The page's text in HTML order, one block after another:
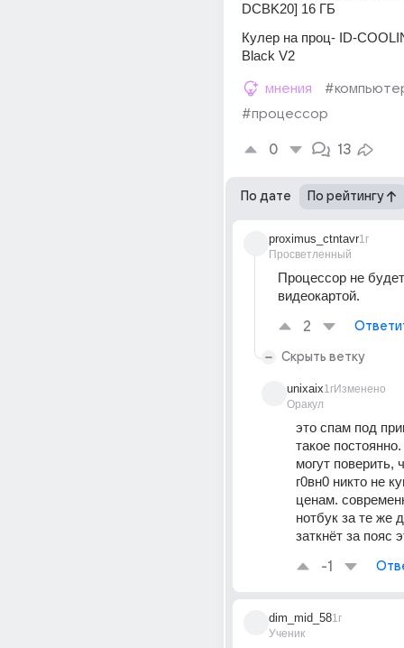
DCBK20] 16 ГБ
Кулер на проц- ID-
Black V2
мнения
#процессор
0 13
По дате По рейтингу
proximus_ctntavr
Просветленный
1г
Процессор не
видеокартой.
2
Скрыть ветку
unixaix
Оракул
1гИзменено
это спам под
такое
могут поверить,
г0вн0 никто не
ценам.
нотбук за те же
заткнёт за пояс
-1
dim_mid_58
Ученик
1г